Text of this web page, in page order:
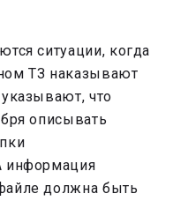
ситуации, когда
ТЗ наказывают
что
описывать
информация
должна быть